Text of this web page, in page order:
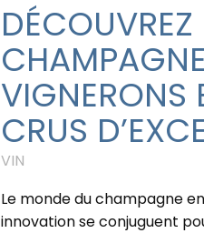
DÉCOUVREZ
VIGNERONS
CRUS
VIN
Le monde du champagne
innovation se conjuguent